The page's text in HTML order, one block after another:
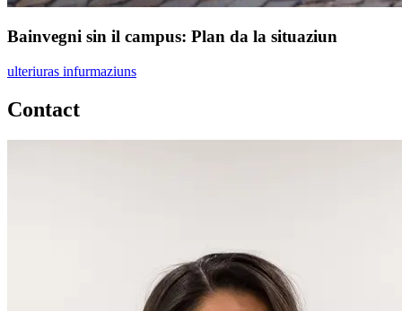
Bainvegni sin il campus: Plan da la situaziun
ulteriuras infurmaziuns
Contact